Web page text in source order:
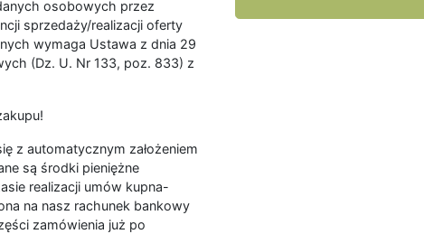
osobowych przez
sprzedaży/realizacji oferty
wymaga Ustawa z dnia 29
(Dz. U. Nr 133, poz. 833) z
z automatycznym założeniem
są środki pieniężne
realizacji umów kupna-
na nasz rachunek bankowy
zamówienia już po